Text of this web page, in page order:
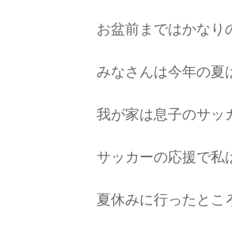
お盆前まではかなり
みなさんは今年の夏
我が家は息子のサッ
サッカーの応援で私
夏休みに行ったとこ